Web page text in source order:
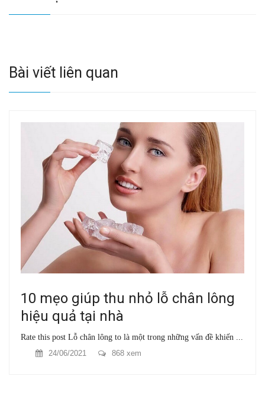
Bài viết liên quan
10 mẹo giúp thu nhỏ lỗ chân lông
hiệu quả tại nhà
Rate this post Lỗ chân lông to là một trong những vấn đề khiến ...
24/06/2021
868 xem